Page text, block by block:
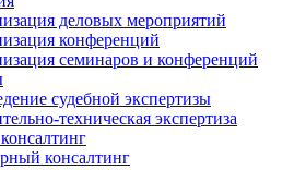
деловых мероприятий
конференций
семинаров и конференций
судебной экспертизы
техническая экспертиза
консалтинг